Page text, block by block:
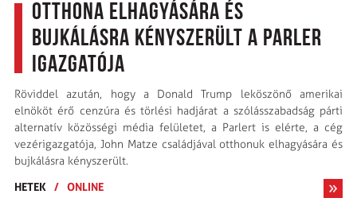
Otthona elhagyására és
bujkálásra kényszerült a Parler
igazgatója
Röviddel azután, hogy a Donald Trump leköszönő amerikai
elnököt érő cenzúra és törlési hadjárat a szólásszabadság párti
alternatív közösségi média felületet, a Parlert is elérte, a cég
vezérigazgatója, John Matze családjával otthonuk elhagyására és
bujkálásra kényszerült.
HETEK
/ ONLINE